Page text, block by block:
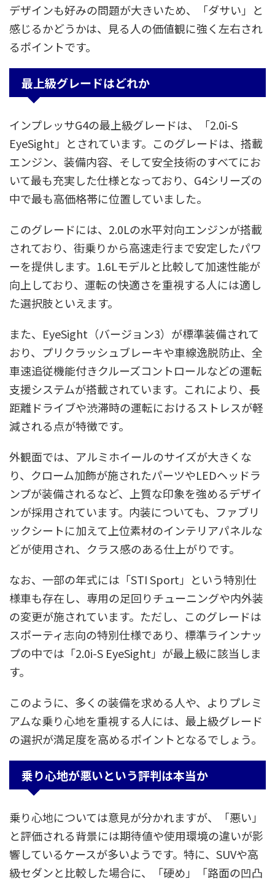
デザインも好みの問題が大きいため、「ダサい」と
感じるかどうかは、見る人の価値観に強く左右され
るポイントです。
最上級グレードはどれか
インプレッサG4の最上級グレードは、「2.0i-S
EyeSight」とされています。このグレードは、搭載
エンジン、装備内容、そして安全技術のすべてにお
いて最も充実した仕様となっており、G4シリーズの
中で最も高価格帯に位置していました。
このグレードには、2.0Lの水平対向エンジンが搭載
されており、街乗りから高速走行まで安定したパワ
ーを提供します。1.6Lモデルと比較して加速性能が
向上しており、運転の快適さを重視する人には適し
た選択肢といえます。
また、EyeSight（バージョン3）が標準装備されて
おり、プリクラッシュブレーキや車線逸脱防止、全
車速追従機能付きクルーズコントロールなどの運転
支援システムが搭載されています。これにより、長
距離ドライブや渋滞時の運転におけるストレスが軽
減される点が特徴です。
外観面では、アルミホイールのサイズが大きくな
り、クローム加飾が施されたパーツやLEDヘッドラ
ンプが装備されるなど、上質な印象を強めるデザイ
ンが採用されています。内装についても、ファブリ
ックシートに加えて上位素材のインテリアパネルな
どが使用され、クラス感のある仕上がりです。
なお、一部の年式には「STI Sport」という特別仕
様車も存在し、専用の足回りチューニングや内外装
の変更が施されています。ただし、このグレードは
スポーティ志向の特別仕様であり、標準ラインナッ
プの中では「2.0i-S EyeSight」が最上級に該当しま
す。
このように、多くの装備を求める人や、よりプレミ
アムな乗り心地を重視する人には、最上級グレード
の選択が満足度を高めるポイントとなるでしょう。
乗り心地が悪いという評判は本当か
乗り心地については意見が分かれますが、「悪い」
と評価される背景には期待値や使用環境の違いが影
響しているケースが多いようです。特に、SUVや高
級セダンと比較した場合に、「硬め」「路面の凹凸